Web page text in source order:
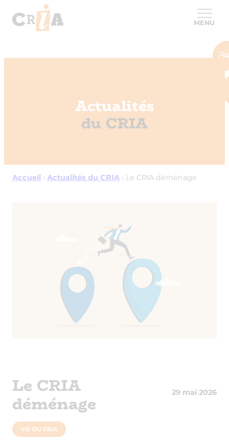
MENU
Actualités
du CRIA
Accueil › Actualités du CRIA › Le CRIA déménage
Le CRIA
déménage 29 mai 2026
VIE DU CRIA